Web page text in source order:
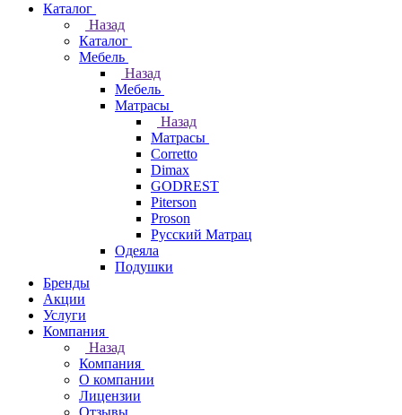
Каталог
Назад
Каталог
Мебель
Назад
Мебель
Матрасы
Назад
Матрасы
Corretto
Dimax
GODREST
Piterson
Proson
Русский Матрац
Одеяла
Подушки
Бренды
Акции
Услуги
Компания
Назад
Компания
О компании
Лицензии
Отзывы